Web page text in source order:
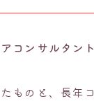
コンサルタント
ものと、長